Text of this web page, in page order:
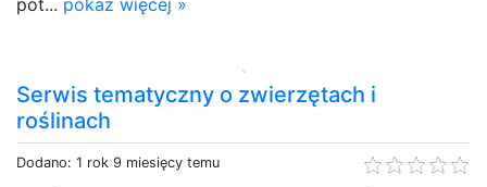
Serwis tematyczny o zwierzętach i
roślinach
Dodano: 1 rok 9 miesięcy temu